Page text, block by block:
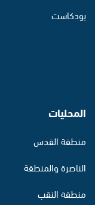
بودكاست
المحليات
منطقة القدس
الناصرة والمنطقة
منطقة النقب